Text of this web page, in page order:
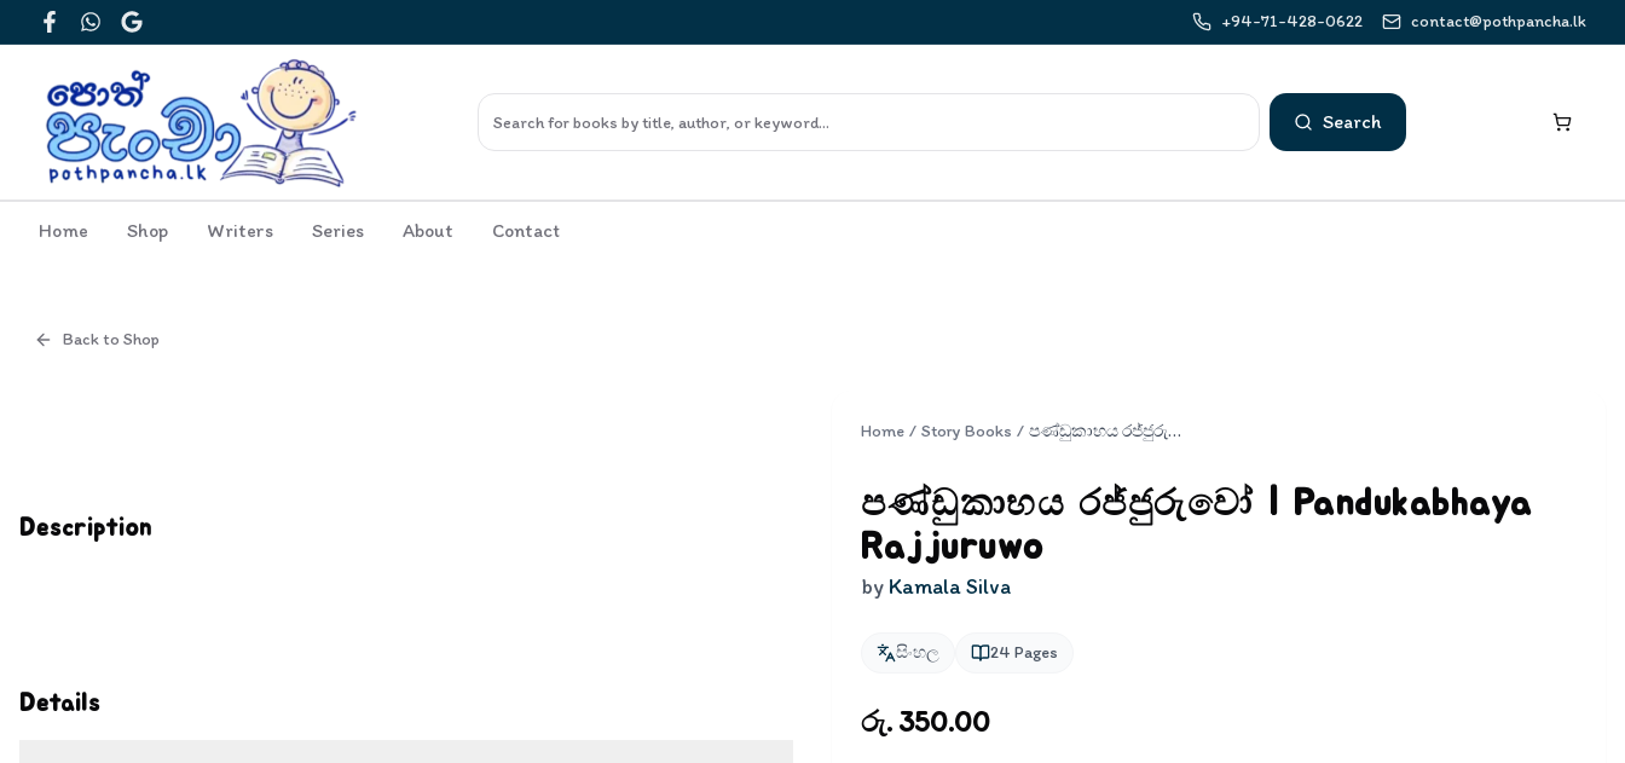
FacebookWhatsApp
Google
+94-71-428-0622 contact@pothpancha.lk
Search
Home Shop Writers Series About Contact
Back to Shop
Description
Details
Home / Story Books / පණ්ඩුකාභය රජ්ජුරුවෝ | Pandukabhaya Rajjuruwo
පණ්ඩුකාභය රජ්ජුරුවෝ | Pandukabhaya
Rajjuruwo
by Kamala Silva
සිංහල 24 Pages
රු. 350.00